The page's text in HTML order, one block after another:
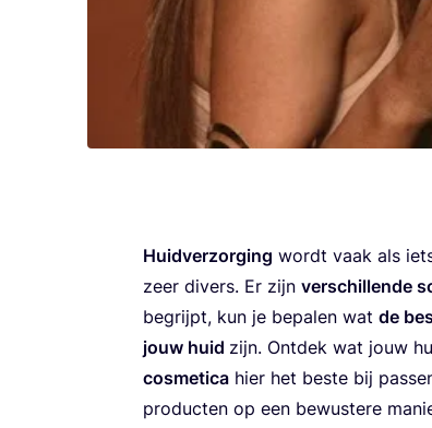
Huid­ver­zor­ging wordt vaak als
zeer divers. Er zijn ver­schil­len­de
begrijpt, kun je bepa­len wat de
jouw huid zijn. Ont­dek wat jouw
cos­me­ti­ca hier het bes­te bij
pro­duc­ten op een bewus­te­re